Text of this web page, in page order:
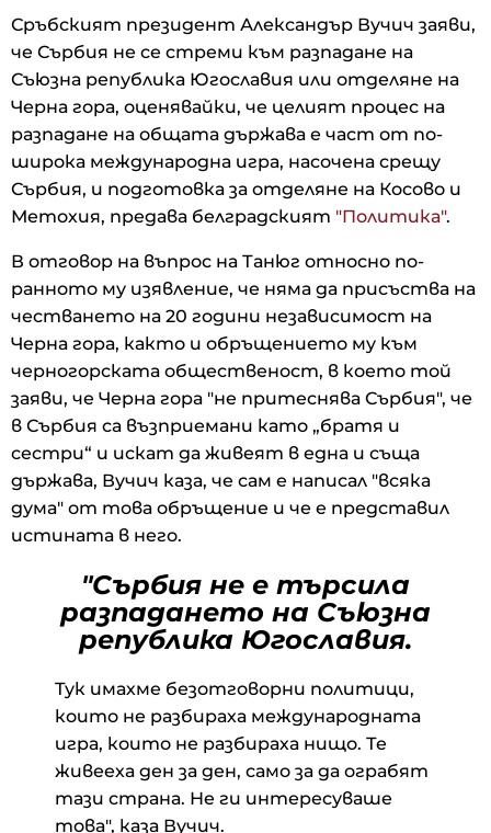
Сръбският президент Александър Вучич заяви,
че Сърбия не се стреми към разпадане на
Съюзна република Югославия или отделяне на
Черна гора, оценявайки, че целият процес на
разпадане на общата държава е част от по-
широка международна игра, насочена срещу
Сърбия, и подготовка за отделяне на Косово и
Метохия, предава белградският "Политика".
В отговор на въпрос на Танюг относно по-
ранното му изявление, че няма да присъства на
честването на 20 години независимост на
Черна гора, както и обръщението му към
черногорската общественост, в което той
заяви, че Черна гора "не притеснява Сърбия", че
в Сърбия са възприемани като „братя и
сестри“ и искат да живеят в една и съща
държава, Вучич каза, че сам е написал "всяка
дума" от това обръщение и че е представил
истината в него.
"Сърбия не е търсила
разпадането на Съюзна
република Югославия.
Тук имахме безотговорни политици,
които не разбираха международната
игра, които не разбираха нищо. Те
живееха ден за ден, само за да ограбят
тази страна. Не ги интересуваше
това", каза Вучич.